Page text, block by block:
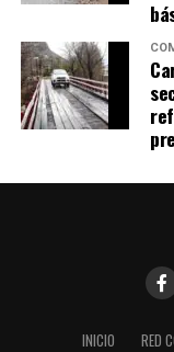
INICIO RED